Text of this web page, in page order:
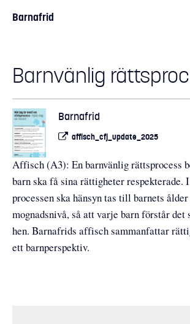
Barnafrid
Barnvänlig
Barnafrid
affisch_cfj_update_2025
Affisch (A3): En barnvänlig rättsprocess
barn ska få sina rättigheter respekterade.
processen ska hänsyn tas till barnets
mognadsnivå, så att varje barn förstår det
hen. Barnafrids affisch sammanfattar
ett barnperspektiv.